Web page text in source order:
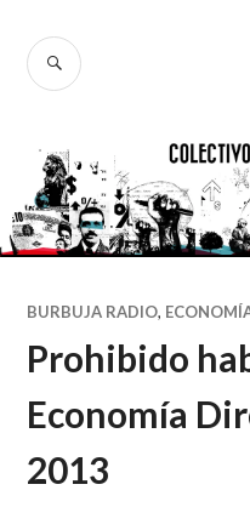
contenido
BUSCAR
BURBUJA RADIO,
Prohibido
Economía
2013